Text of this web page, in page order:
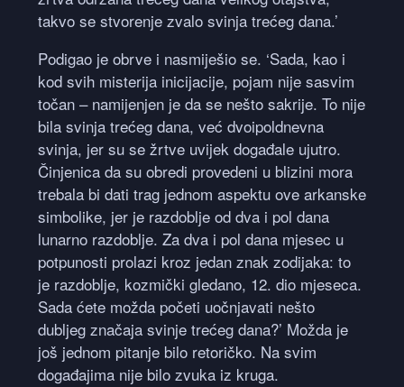
takvo se stvorenje zvalo svinja trećeg dana.’
Podigao je obrve i nasmiješio se. ‘Sada, kao i
kod svih misterija inicijacije, pojam nije sasvim
točan – namijenjen je da se nešto sakrije. To nije
bila svinja trećeg dana, već dvoipoldnevna
svinja, jer su se žrtve uvijek događale ujutro.
Činjenica da su obredi provedeni u blizini mora
trebala bi dati trag jednom aspektu ove arkanske
simbolike, jer je razdoblje od dva i pol dana
lunarno razdoblje. Za dva i pol dana mjesec u
potpunosti prolazi kroz jedan znak zodijaka: to
je razdoblje, kozmički gledano, 12. dio mjeseca.
Sada ćete možda početi uočnjavati nešto
dubljeg značaja svinje trećeg dana?’ Možda je
još jednom pitanje bilo retoričko. Na svim
događajima nije bilo zvuka iz kruga.